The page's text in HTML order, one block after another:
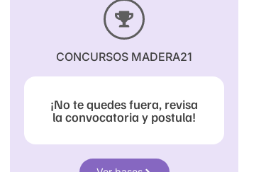
CONCURSOS MADERA21
¡No te quedes fuera, revisa
la convocatoria y postula!